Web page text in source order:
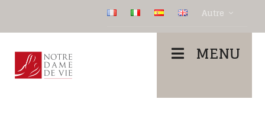
Autre
MENU